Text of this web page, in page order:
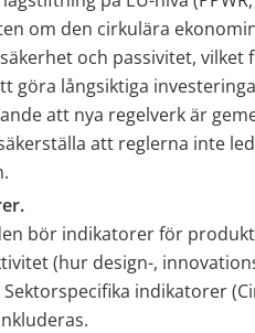
om den cirkulära
och passivitet,
göra långsiktiga
att nya regelverk är
att reglerna inte
bör indikatorer för
(hur design-,
indikatorer